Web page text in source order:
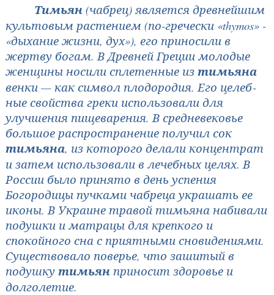
Тимьян (чабрец) является древнейшим
культовым растением (по-гречески «thymos» -
«дыхание жизни, дух»), его приносили в
жертву богам. В Древней Греции молодые
женщины носили сплетенные из тимьяна
венки — как символ плодородия. Его целеб­
ные свойства греки использовали для
улучшения пищеварения. В средневековье
боль­шое распространение получил сок
тимьяна, из которого делали концентрат
и затем использовали в лечебных целях. В
России было принято в день успения
Богородицы пучками чабреца украшать ее
иконы. В Украине травой тимьяна набивали
подушки и матрацы для крепкого и
спокойного сна с приятными сновидениями.
Существовало поверье, что зашитый в
подушку тимьянприносит здоровье и
долголетие.